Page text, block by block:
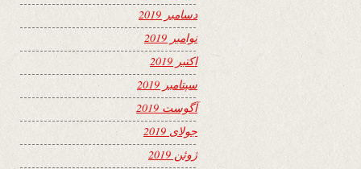
دسامبر 2019
نوامبر 2019
اکتبر 2019
سپتامبر 2019
آگوست 2019
جولای 2019
ژوئن 2019